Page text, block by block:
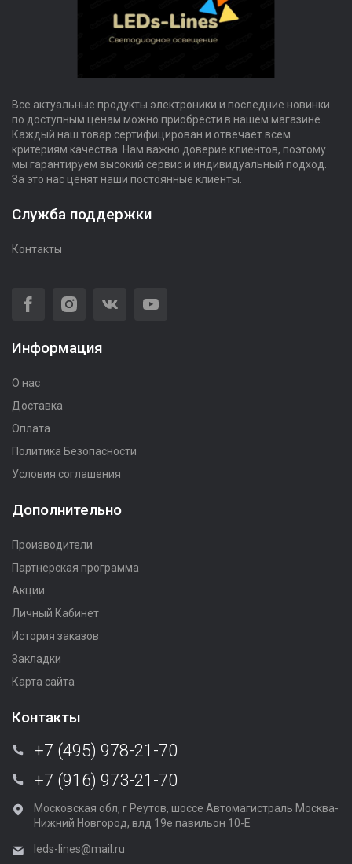
Все актуальные продукты электроники и последние новинки
по доступным ценам можно приобрести в нашем магазине.
Каждый наш товар сертифицирован и отвечает всем
критериям качества. Нам важно доверие клиентов, поэтому
мы гарантируем высокий сервис и индивидуальный подход.
За это нас ценят наши постоянные клиенты.
Служба поддержки
Контакты
Информация
О нас
Доставка
Оплата
Политика Безопасности
Условия соглашения
Дополнительно
Производители
Партнерская программа
Акции
Личный Кабинет
История заказов
Закладки
Карта сайта
Контакты
+7 (495) 978-21-70
+7 (916) 973-21-70
Московская обл, г Реутов, шоссе Автомагистраль Москва-
Нижний Новгород, влд 19е павильон 10-Е
leds-lines@mail.ru